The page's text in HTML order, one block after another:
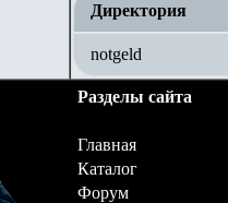
Директория
notgeld
Разделы сайта
Главная
Каталог
Форум